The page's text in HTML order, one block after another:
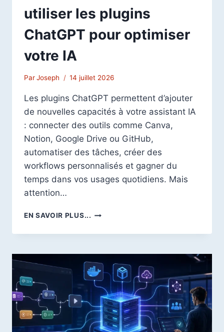
utiliser les plugins
ChatGPT pour optimiser
votre IA
ParJoseph 14 juillet 2026
Les plugins ChatGPT permettent d’ajouter
de nouvelles capacités à votre assistant IA
: connecter des outils comme Canva,
Notion, Google Drive ou GitHub,
automatiser des tâches, créer des
workflows personnalisés et gagner du
temps dans vos usages quotidiens. Mais
attention…
EN SAVOIR PLUS... COMMENT
ET
LES
PLUGINS
CHATGPT
POUR
OPTIMISER
VOTRE
IA